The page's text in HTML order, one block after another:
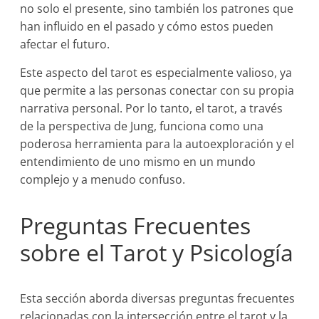
no solo el presente, sino también los patrones que
han influido en el pasado y cómo estos pueden
afectar el futuro.
Este aspecto del tarot es especialmente valioso, ya
que permite a las personas conectar con su propia
narrativa personal. Por lo tanto, el tarot, a través
de la perspectiva de Jung, funciona como una
poderosa herramienta para la autoexploración y el
entendimiento de uno mismo en un mundo
complejo y a menudo confuso.
Preguntas Frecuentes
sobre el Tarot y Psicología
Esta sección aborda diversas preguntas frecuentes